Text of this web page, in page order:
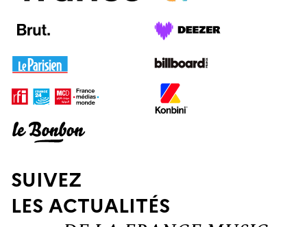
SUIVEZ
LES ACTUALITÉS